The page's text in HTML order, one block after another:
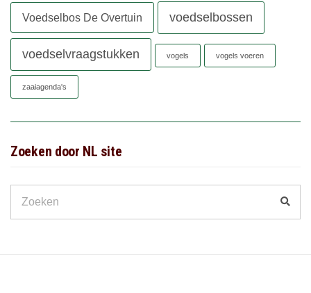
Voedselbos De Overtuin voedselbossen
voedselvraagstukken vogels vogels voeren
zaaiagenda's
Zoeken door NL site
for: